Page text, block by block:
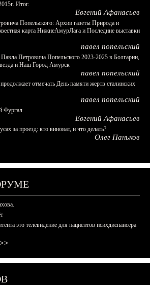
Итог.
Евгений Афанасьев
Попельского: Архив газеты Природа и
карта НижнеАмурЛага и Последние выставки
павел попельский
Петровича Попельского 2023-2025 в Болгарии,
и Наш Город Амурск
павел попельский
отмечать День памяти жертв сталинских
павел попельский
Фургал
Евгений Афанасьев
за проезд: кто виноват, и что делать?
Олег Паньков
это телевидение для пациентов психдиспансера